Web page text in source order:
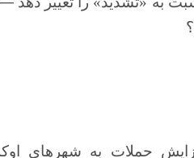
حملات به شهرهای